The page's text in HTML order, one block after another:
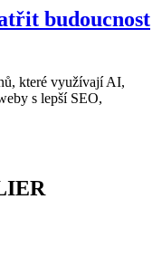
budoucnost
které využívají AI,
s lepší SEO,